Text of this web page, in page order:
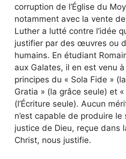
corruption de l’Église du
notamment avec la vente
Luther a lutté contre l’idée
justifier par des œuvres ou
humains. En étudiant
aux Galates, il en est venu
principes du « Sola Fide »
Gratia » (la grâce seule) et
(l’Écriture seule). Aucun
n’est capable de produire le
justice de Dieu, reçue dans
Christ, nous justifie.